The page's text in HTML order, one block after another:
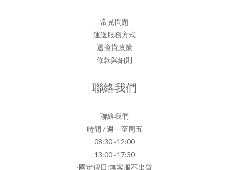
常見問題
運送服務方式
退換貨政策
條款與細則
聯絡我們
聯絡我們
時間 / 週一至周五
08:30~12:00
13:00~17:30
‧國定假日:無客服不出貨